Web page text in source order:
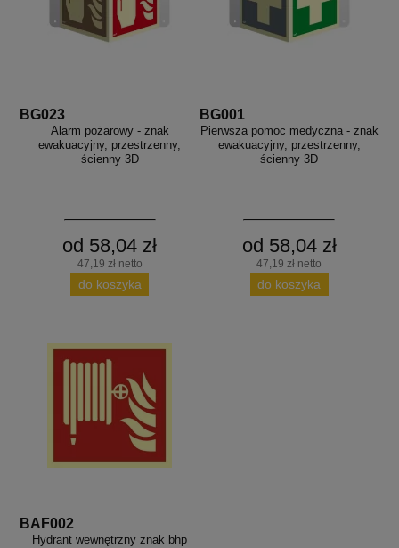
BG023
Alarm pożarowy - znak
ewakuacyjny, przestrzenny,
ścienny 3D
od 58,04 zł
47,19 zł netto
do koszyka
BG001
Pierwsza pomoc medyczna - znak
ewakuacyjny, przestrzenny,
ścienny 3D
od 58,04 zł
47,19 zł netto
do koszyka
BAF002
Hydrant wewnętrzny znak bhp